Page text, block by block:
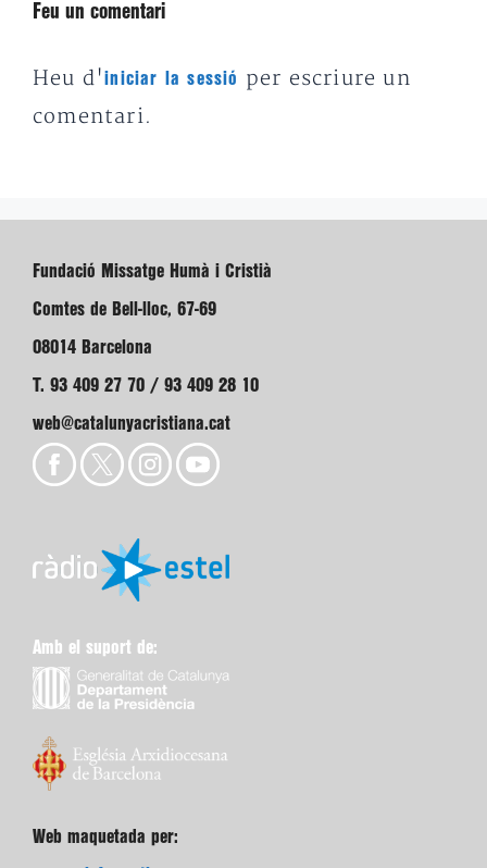
Feu un comentari
Heu d'iniciar la sessió
per escriure un
comentari.
Fundació Missatge Humà i Cristià
Comtes de Bell-lloc, 67-69
08014 Barcelona
T. 93 409 27 70 / 93 409 28 10
web@catalunyacristiana.cat
Amb el suport de:
Web maquetada per: